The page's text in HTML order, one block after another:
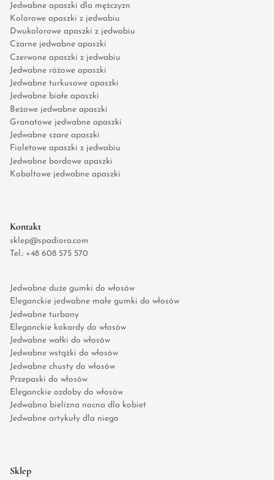
Jedwabne apaszki dla mężczyzn
Kolorowe apaszki z jedwabiu
Dwukolorowe apaszki z jedwabiu
Czarne jedwabne apaszki
Czerwone apaszki z jedwabiu
Jedwabne różowe apaszki
Jedwabne turkusowe apaszki
Jedwabne białe apaszki
Beżowe jedwabne apaszki
Granatowe jedwabne apaszki
Jedwabne szare apaszki
Fioletowe apaszki z jedwabiu
Jedwabne bordowe apaszki
Kobaltowe jedwabne apaszki
Kontakt
sklep@spadiora.com
Tel.: +48 608 575 570
Jedwabne duże gumki do włosów
Eleganckie jedwabne małe gumki do włosów
Jedwabne turbany
Eleganckie kokardy do włosów
Jedwabne wałki do włosów
Jedwabne wstążki do włosów
Jedwabne chusty do włosów
Przepaski do włosów
Eleganckie ozdoby do włosów
Jedwabna bielizna nocna dla kobiet
Jedwabne artykuły dla niego
Sklep